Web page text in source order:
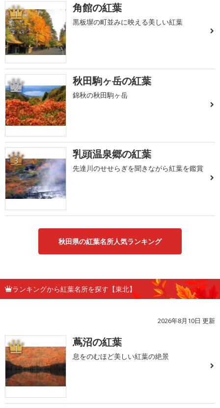
1 角館の紅葉
黒板塀の町並みに映える美しい紅葉
2 秋田駒ヶ岳の紅葉
錦秋の秋田駒ヶ岳
3 乳頭温泉郷の紅葉
先達川のせせらぎを聞きながら紅葉を鑑賞
秋田県の紅葉名所人気ランキング
ランキングから紅葉名所を探す【東北】
2026年8月10日 更新
1 蔦沼の紅葉
息をのむほど美しい紅葉の絶景